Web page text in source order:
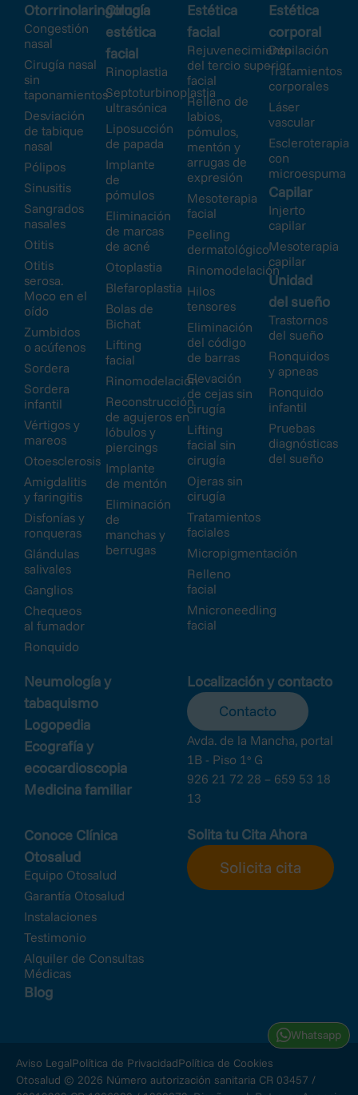
Otorrinolaringología
Congestión
nasal
Cirugía nasal
sin
taponamientos
Desviación
de tabique
nasal
Pólipos
Sinusitis
Sangrados
nasales
Otitis
Otitis
serosa.
Moco en el
oído
Zumbidos
o acúfenos
Sordera
Sordera
infantil
Vértigos y
mareos
Otoesclerosis
Amigdalitis
y faringitis
Disfonías y
ronqueras
Glándulas
salivales
Ganglios
Chequeos
al fumador
Ronquido
Cirugía
estética
facial
Rinoplastia
Septoturbinoplastia
ultrasónica
Liposucción
de papada
Implante
de
pómulos
Eliminación
de marcas
de acné
Otoplastia
Blefaroplastia
Bolas de
Bichat
Lifting
facial
Rinomodelación
Reconstrucción
de agujeros en
lóbulos y
piercings
Implante
de mentón
Eliminación
de
manchas y
berrugas
Estética
facial
Rejuvenecimiento
del tercio superior
facial
Relleno de
labios,
pómulos,
mentón y
arrugas de
expresión
Mesoterapia
facial
Peeling
dermatológico
Rinomodelación
Hilos
tensores
Eliminación
del código
de barras
Elevación
de cejas sin
cirugía
Lifting
facial sin
cirugía
Ojeras sin
cirugía
Tratamientos
faciales
Micropigmentación
Relleno
facial
Mnicroneedling
facial
Estética
corporal
Depilación
Tratamientos
corporales
Láser
vascular
Escleroterapia
con
microespuma
Capilar
Injerto
capilar
Mesoterapia
capilar
Unidad
del sueño
Trastornos
del sueño
Ronquidos
y apneas
Ronquido
infantil
Pruebas
diagnósticas
del sueño
Neumología y
tabaquismo
Logopedia
Ecografía y
ecocardioscopia
Medicina familiar
Conoce Clínica
Otosalud
Equipo Otosalud
Garantía Otosalud
Instalaciones
Testimonio
Alquiler de Consultas
Médicas
Blog
Localización y contacto
Contacto
Avda. de la Mancha, portal
1B - Piso 1º G
926 21 72 28 – 659 53 18
13
Solita tu Cita Ahora
Solicita cita
Aviso LegalPolítica de PrivacidadPolítica de Cookies
Otosalud © 2026 Número autorización sanitaria CR 03457 /
Whatsapp